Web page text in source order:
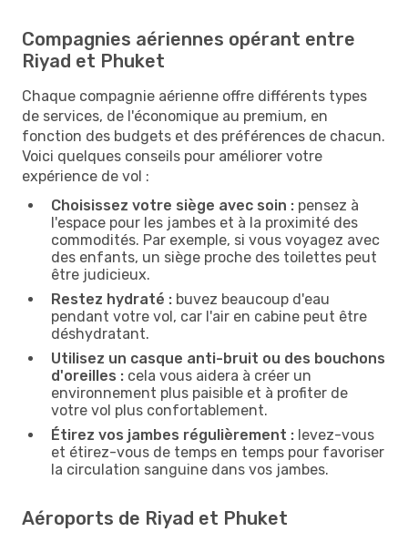
Compagnies aériennes opérant entre
Riyad et Phuket
Chaque compagnie aérienne offre différents types
de services, de l'économique au premium, en
fonction des budgets et des préférences de chacun.
Voici quelques conseils pour améliorer votre
expérience de vol :
Choisissez votre siège avec soin : pensez à
l'espace pour les jambes et à la proximité des
commodités. Par exemple, si vous voyagez avec
des enfants, un siège proche des toilettes peut
être judicieux.
Restez hydraté : buvez beaucoup d'eau
pendant votre vol, car l'air en cabine peut être
déshydratant.
Utilisez un casque anti-bruit ou des bouchons
d'oreilles : cela vous aidera à créer un
environnement plus paisible et à profiter de
votre vol plus confortablement.
Étirez vos jambes régulièrement : levez-vous
et étirez-vous de temps en temps pour favoriser
la circulation sanguine dans vos jambes.
Aéroports de Riyad et Phuket